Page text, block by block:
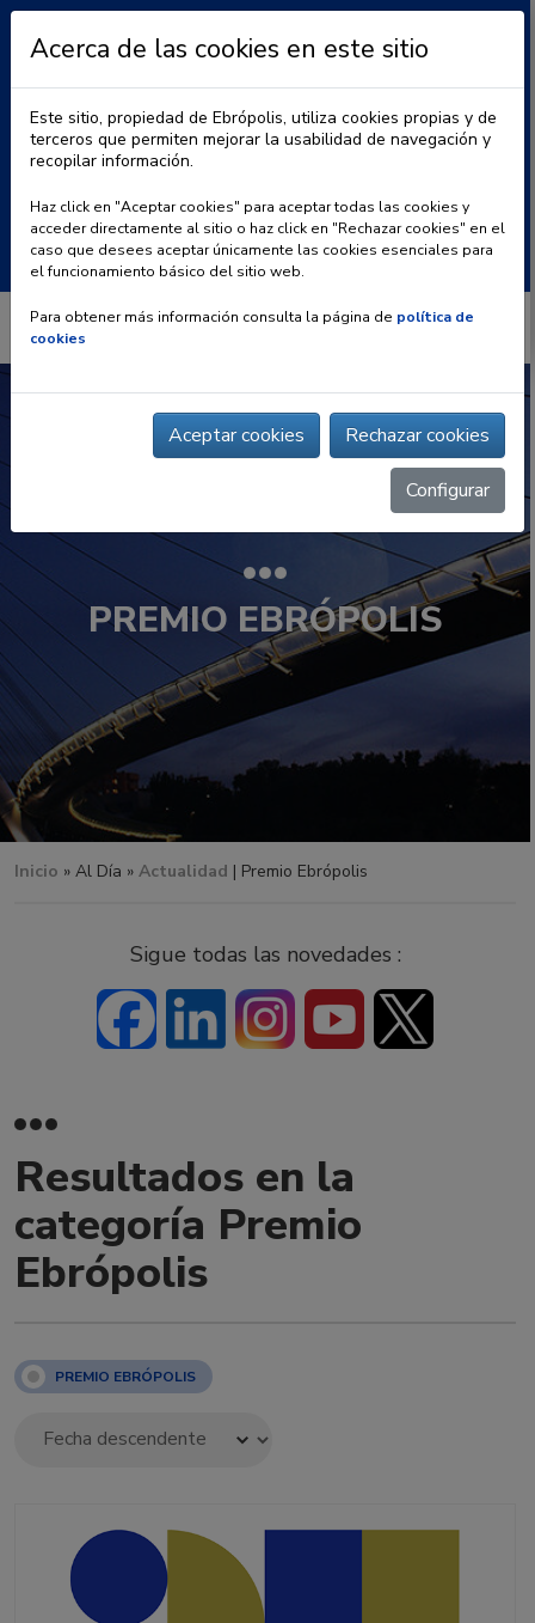
BLOG | CONTACTO
Buscar:
PREMIO EBRÓPOLIS
Inicio » Al Día » Actualidad | Premio Ebrópolis
Sigue todas las novedades :
Resultados en la
categoría Premio
Ebrópolis
PREMIO EBRÓPOLIS
Acerca de las cookies en este sitio
Este sitio, propiedad de Ebrópolis, utiliza cookies propias y de
terceros que permiten mejorar la usabilidad de navegación y
recopilar información.
Haz click en "Aceptar cookies" para aceptar todas las cookies y
acceder directamente al sitio o haz click en "Rechazar cookies" en el
caso que desees aceptar únicamente las cookies esenciales para
el funcionamiento básico del sitio web.
Para obtener más información consulta la página de política de
cookies
Aceptar cookies Rechazar cookies
Configurar